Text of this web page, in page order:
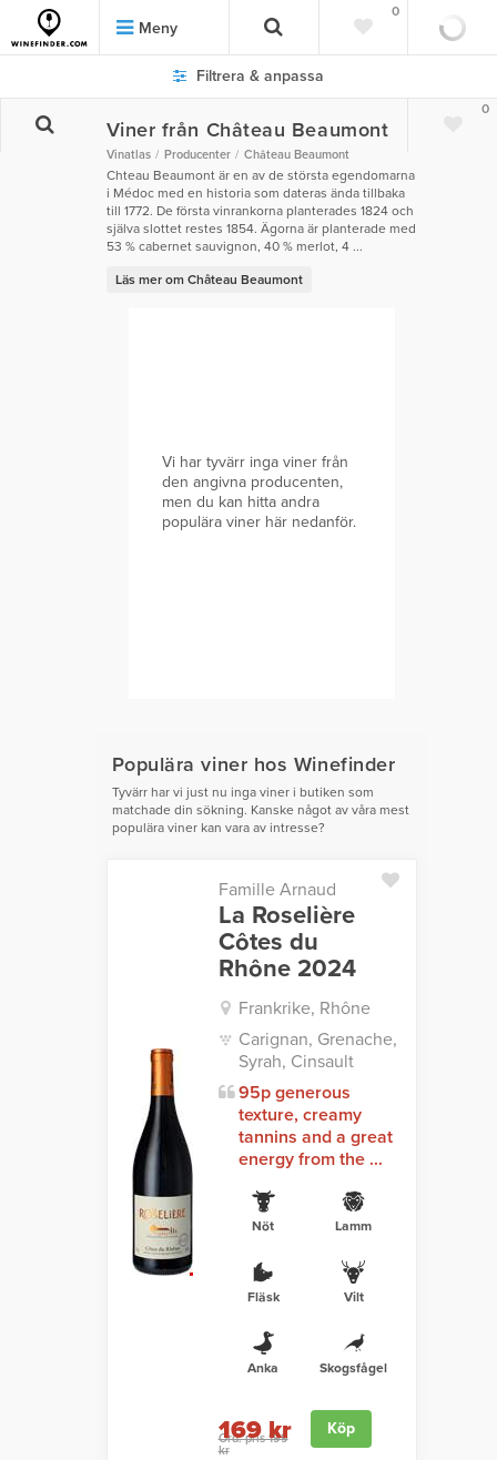
Meny
0
0
Filtrera & anpassa
Viner från Château Beaumont
Vinatlas Producenter Château Beaumont
Chteau Beaumont är en av de största egendomarna
i Médoc med en historia som dateras ända tillbaka
till 1772. De första vinrankorna planterades 1824 och
själva slottet restes 1854. Ägorna är planterade med
53 % cabernet sauvignon, 40 % merlot, 4 ...
Läs mer om Château Beaumont
Vi har tyvärr inga viner från
den angivna producenten,
men du kan hitta andra
populära viner här nedanför.
Populära viner hos Winefinder
Tyvärr har vi just nu inga viner i butiken som
matchade din sökning. Kanske något av våra mest
populära viner kan vara av intresse?
Famille Arnaud
La Roselière
Côtes du
Rhône 2024
Frankrike, Rhône
Carignan, Grenache,
Syrah, Cinsault
95p generous
texture, creamy
tannins and a great
energy from the ...
Nöt Lamm
Fläsk Vilt
Anka Skogsfågel
Ord. pris 199
kr
169 kr Köp